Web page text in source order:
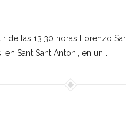
de las 13:30 horas Lorenzo
Sant Sant Antoni, en un…